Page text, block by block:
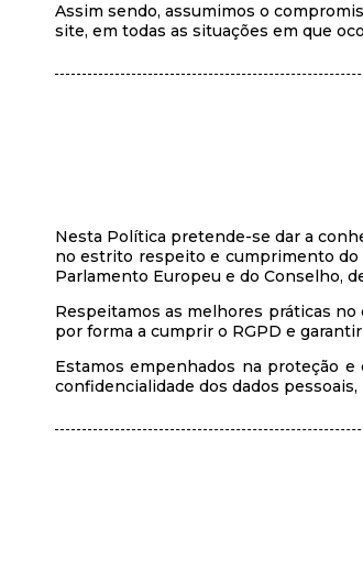
Assim sendo, assumimos o
site, em todas as situações em que
Nesta Política pretende-se dar a
no estrito respeito e cumprimento do
Parlamento Europeu e do Conselho,
Respeitamos as melhores práticas
por forma a cumprir o RGPD e
Estamos empenhados na proteção e
confidencialidade dos dados